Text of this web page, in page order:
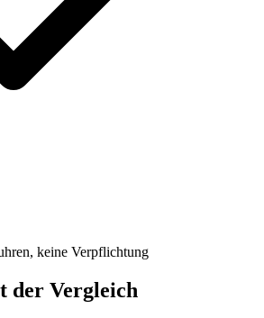
keine Verpflichtung
der Vergleich